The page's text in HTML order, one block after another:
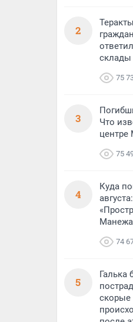
2
склады
75
3
Что
75
4
Куда
74
5
Галька
скорые